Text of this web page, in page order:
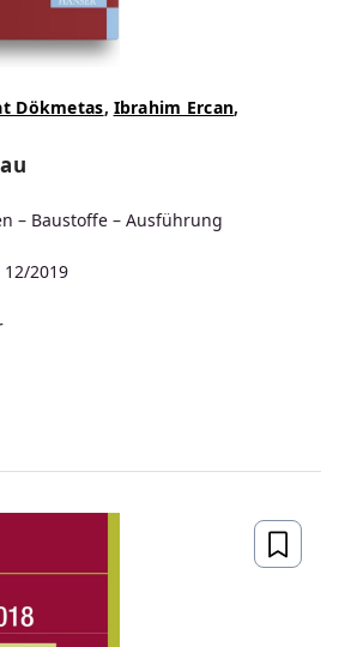
Dökmetas, Ibrahim Ercan,
– Baustoffe – Ausführung
2019